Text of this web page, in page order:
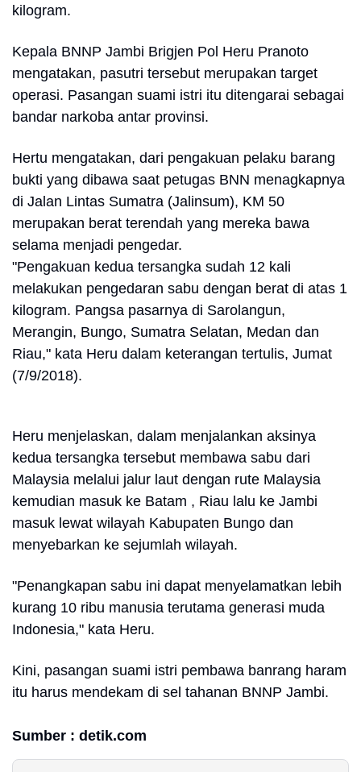
kilogram.
Kepala BNNP Jambi Brigjen Pol Heru Pranoto
mengatakan, pasutri tersebut merupakan target
operasi. Pasangan suami istri itu ditengarai sebagai
bandar narkoba antar provinsi.
Hertu mengatakan, dari pengakuan pelaku barang
bukti yang dibawa saat petugas BNN menagkapnya
di Jalan Lintas Sumatra (Jalinsum), KM 50
merupakan berat terendah yang mereka bawa
selama menjadi pengedar.
"Pengakuan kedua tersangka sudah 12 kali
melakukan pengedaran sabu dengan berat di atas 1
kilogram. Pangsa pasarnya di Sarolangun,
Merangin, Bungo, Sumatra Selatan, Medan dan
Riau," kata Heru dalam keterangan tertulis, Jumat
(7/9/2018).
Heru menjelaskan, dalam menjalankan aksinya
kedua tersangka tersebut membawa sabu dari
Malaysia melalui jalur laut dengan rute Malaysia
kemudian masuk ke Batam , Riau lalu ke Jambi
masuk lewat wilayah Kabupaten Bungo dan
menyebarkan ke sejumlah wilayah.
"Penangkapan sabu ini dapat menyelamatkan lebih
kurang 10 ribu manusia terutama generasi muda
Indonesia," kata Heru.
Kini, pasangan suami istri pembawa banrang haram
itu harus mendekam di sel tahanan BNNP Jambi.
Sumber : detik.com